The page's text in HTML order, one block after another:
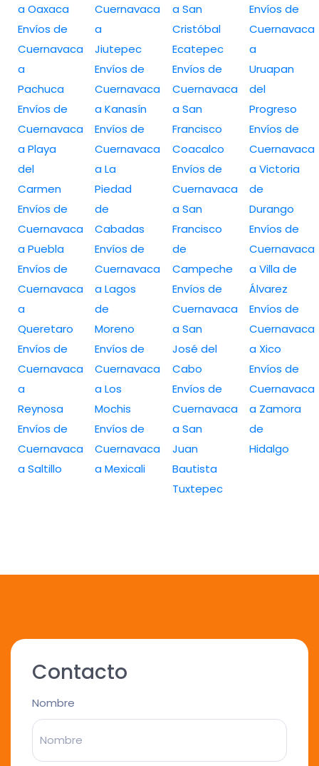
a Oaxaca
Envíos de
Cuernavaca
a
Pachuca
Envíos de
Cuernavaca
a Playa
del
Carmen
Envíos de
Cuernavaca
a Puebla
Envíos de
Cuernavaca
a
Queretaro
Envíos de
Cuernavaca
a
Reynosa
Envíos de
Cuernavaca
a Saltillo
Cuernavaca
a
Jiutepec
Envíos de
Cuernavaca
a Kanasín
Envíos de
Cuernavaca
a La
Piedad
de
Cabadas
Envíos de
Cuernavaca
a Lagos
de
Moreno
Envíos de
Cuernavaca
a Los
Mochis
Envíos de
Cuernavaca
a Mexicali
a San
Cristóbal
Ecatepec
Envíos de
Cuernavaca
a San
Francisco
Coacalco
Envíos de
Cuernavaca
a San
Francisco
de
Campeche
Envíos de
Cuernavaca
a San
José del
Cabo
Envíos de
Cuernavaca
a San
Juan
Bautista
Tuxtepec
Envíos de
Cuernavaca
a
Uruapan
del
Progreso
Envíos de
Cuernavaca
a Victoria
de
Durango
Envíos de
Cuernavaca
a Villa de
Álvarez
Envíos de
Cuernavaca
a Xico
Envíos de
Cuernavaca
a Zamora
de
Hidalgo
Contacto
Nombre